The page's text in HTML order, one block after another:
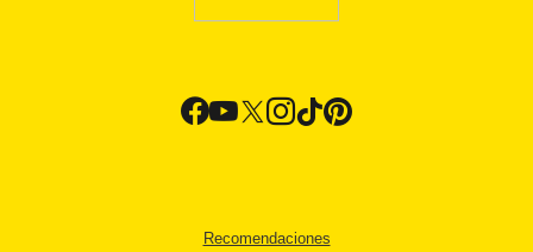
Recomendaciones